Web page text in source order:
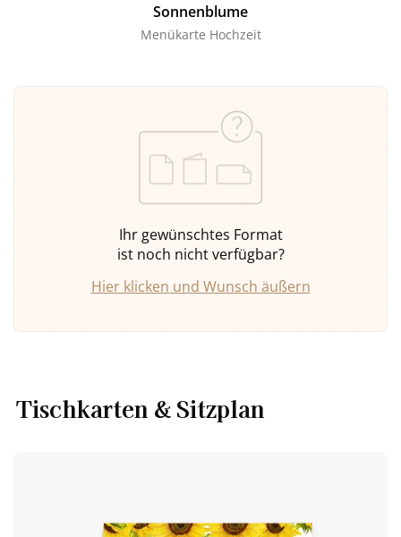
Sonnenblume
Menükarte Hochzeit
Ihr gewünschtes Format
ist noch nicht verfügbar?
Hier klicken und Wunsch äußern
Tischkarten & Sitzplan